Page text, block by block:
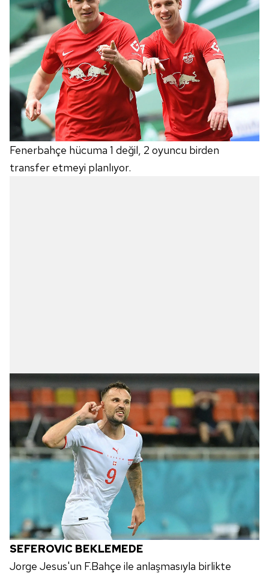
Fenerbahçe hücuma 1 değil, 2 oyuncu birden
transfer etmeyi planlıyor.
SEFEROVIC BEKLEMEDE
Jorge Jesus'un F.Bahçe ile anlaşmasıyla birlikte